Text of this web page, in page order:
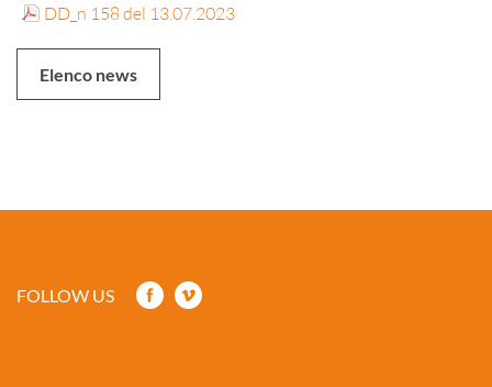
DD_n 158 del 13.07.2023
Elenco news
FOLLOW US